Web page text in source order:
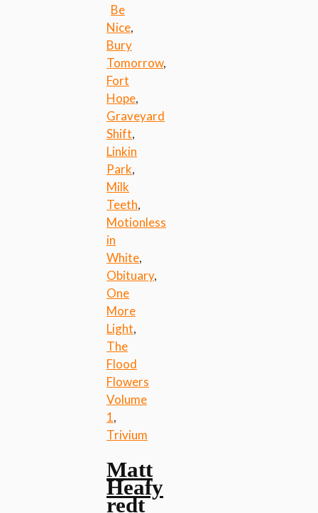
Be
Nice,
Bury
Tomorrow,
Fort
Hope,
Graveyard
Shift,
Linkin
Park,
Milk
Teeth,
Motionless
in
White,
Obituary,
One
More
Light,
The
Flood
Flowers
Volume
1,
Trivium
Matt
Heafy
redt